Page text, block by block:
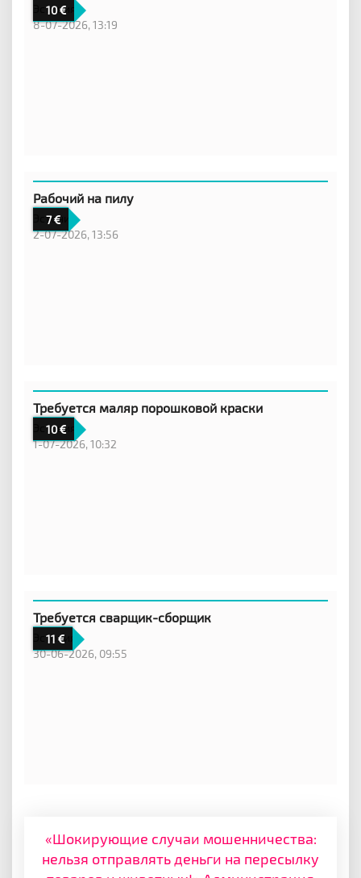
10
Эстония
8-07-2026, 13:19
7
Рабочий на пилу
Эстония
2-07-2026, 13:56
10
Требуется маляр порошковой краски
Эстония
1-07-2026, 10:32
11
Требуется сварщик-сборщик
Эстония
30-06-2026, 09:55
«Шокирующие случаи мошенничества:
нельзя отправлять деньги на пересылку